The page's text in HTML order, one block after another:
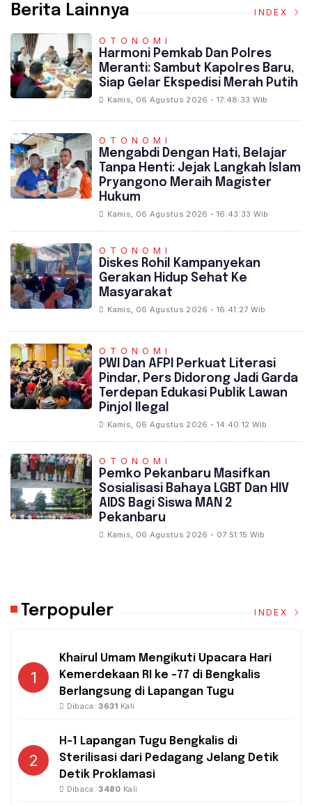
Berita Lainnya INDEX
OTONOMI
Harmoni Pemkab Dan Polres
Meranti: Sambut Kapolres Baru,
Siap Gelar Ekspedisi Merah Putih
Kamis, 06 Agustus 2026 - 17:48:33 Wib
OTONOMI
Mengabdi Dengan Hati, Belajar
Tanpa Henti: Jejak Langkah Islam
Pryangono Meraih Magister
Hukum
Kamis, 06 Agustus 2026 - 16:43:33 Wib
OTONOMI
Diskes Rohil Kampanyekan
Gerakan Hidup Sehat Ke
Masyarakat
Kamis, 06 Agustus 2026 - 16:41:27 Wib
OTONOMI
PWI Dan AFPI Perkuat Literasi
Pindar, Pers Didorong Jadi Garda
Terdepan Edukasi Publik Lawan
Pinjol Ilegal
Kamis, 06 Agustus 2026 - 14:40:12 Wib
OTONOMI
‎Pemko Pekanbaru Masifkan
Sosialisasi Bahaya LGBT Dan HIV
AIDS Bagi Siswa MAN 2
Pekanbaru
Kamis, 06 Agustus 2026 - 07:51:15 Wib
Terpopuler INDEX
1
Khairul Umam Mengikuti Upacara Hari
Kemerdekaan RI ke -77 di Bengkalis
Berlangsung di Lapangan Tugu
Dibaca:3631 Kali
2
H-1 Lapangan Tugu Bengkalis di
Sterilisasi dari Pedagang Jelang Detik
Detik Proklamasi
Dibaca:3480 Kali